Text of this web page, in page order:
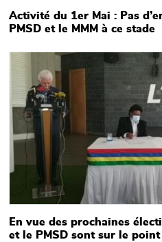
Activité du 1er Mai : Pas
PMSD et le MMM à ce stade
Main picture
En vue des prochaines
et le PMSD sont sur le